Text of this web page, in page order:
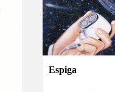
Espiga